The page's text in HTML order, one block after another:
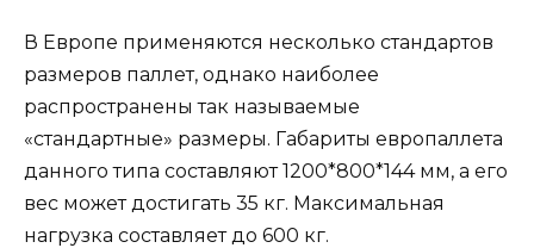
В Европе применяются несколько стандартов
размеров паллет, однако наиболее
распространены так называемые
«стандартные» размеры. Габариты европаллета
данного типа составляют 1200*800*144 мм, а его
вес может достигать 35 кг. Максимальная
нагрузка составляет до 600 кг.